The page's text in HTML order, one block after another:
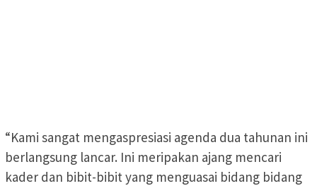
“Kami sangat mengaspresiasi agenda dua tahunan ini
berlangsung lancar. Ini meripakan ajang mencari
kader dan bibit-bibit yang menguasai bidang bidang